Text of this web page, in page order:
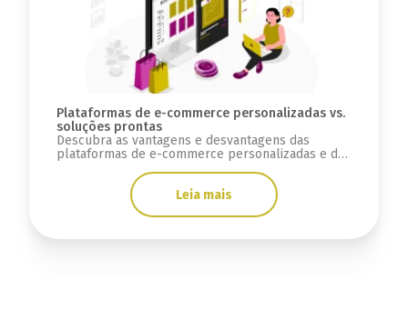
Plataformas de e-commerce personalizadas vs.
soluções prontas
Descubra as vantagens e desvantagens das
plataformas de e-commerce personalizadas e das
soluções prontas.
Leia mais